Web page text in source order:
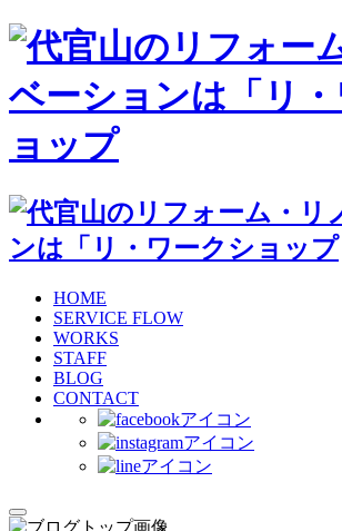
HOME
SERVICE FLOW
WORKS
STAFF
BLOG
CONTACT